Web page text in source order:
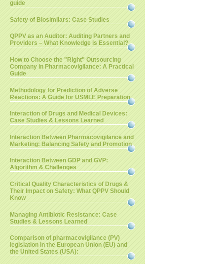
guide
Safety of Biosimilars: Case Studies
QPPV as an Auditor: Auditing Partners and
Providers – What Knowledge is Essential?
How to Choose the "Right" Outsourcing
Company in Pharmacovigilance: A Practical
Guide
Methodology for Prediction of Adverse
Reactions: A Guide for USMLE Preparation
Interaction of Drugs and Medical Devices:
Case Studies & Lessons Learned
Interaction Between Pharmacovigilance and
Marketing: Balancing Safety and Promotion
Interaction Between GDP and GVP:
Algorithm & Challenges
Critical Quality Characteristics of Drugs &
Their Impact on Safety: What QPPV Should
Know
Managing Antibiotic Resistance: Case
Studies & Lessons Learned
Comparison of pharmacovigilance (PV)
legislation in the European Union (EU) and
the United States (USA):